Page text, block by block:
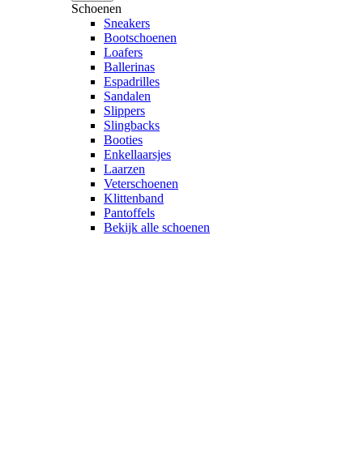
Schoenen
Sneakers
Bootschoenen
Loafers
Ballerinas
Espadrilles
Sandalen
Slippers
Slingbacks
Booties
Enkellaarsjes
Laarzen
Veterschoenen
Klittenband
Pantoffels
Bekijk alle schoenen